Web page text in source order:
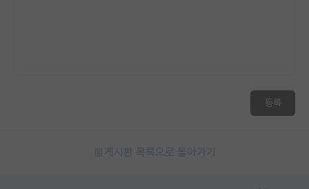
등록
게시판 목록으로 돌아가기